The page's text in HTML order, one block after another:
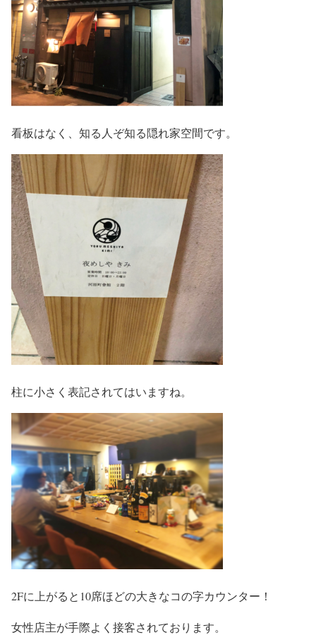
看板はなく、知る人ぞ知る隠れ家空間です。
柱に小さく表記されてはいますね。
2Fに上がると10席ほどの大きなコの字カウンター！
女性店主が手際よく接客されております。